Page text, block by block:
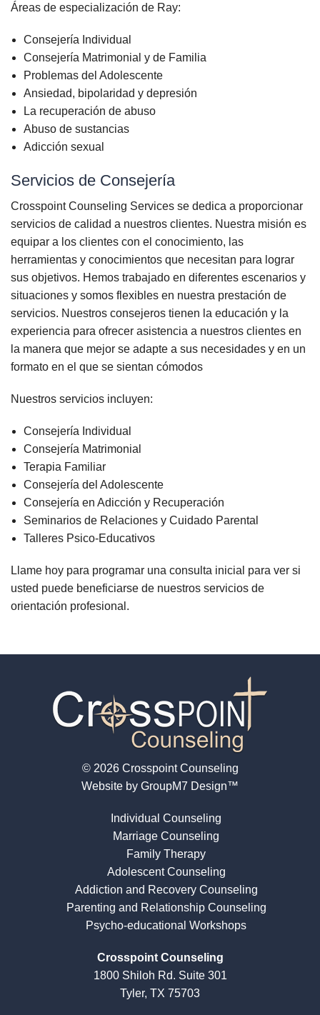
Áreas de especialización de Ray:
Consejería Individual
Consejería Matrimonial y de Familia
Problemas del Adolescente
Ansiedad, bipolaridad y depresión
La recuperación de abuso
Abuso de sustancias
Adicción sexual
Servicios de Consejería
Crosspoint Counseling Services se dedica a proporcionar
servicios de calidad a nuestros clientes. Nuestra misión es
equipar a los clientes con el conocimiento, las
herramientas y conocimientos que necesitan para lograr
sus objetivos. Hemos trabajado en diferentes escenarios y
situaciones y somos flexibles en nuestra prestación de
servicios. Nuestros consejeros tienen la educación y la
experiencia para ofrecer asistencia a nuestros clientes en
la manera que mejor se adapte a sus necesidades y en un
formato en el que se sientan cómodos
Nuestros servicios incluyen:
Consejería Individual
Consejería Matrimonial
Terapia Familiar
Consejería del Adolescente
Consejería en Adicción y Recuperación
Seminarios de Relaciones y Cuidado Parental
Talleres Psico-Educativos
Llame hoy para programar una consulta inicial para ver si
usted puede beneficiarse de nuestros servicios de
orientación profesional.
© 2026 Crosspoint Counseling
Website by GroupM7 Design™
Individual Counseling
Marriage Counseling
Family Therapy
Adolescent Counseling
Addiction and Recovery Counseling
Parenting and Relationship Counseling
Psycho-educational Workshops
Crosspoint Counseling
1800 Shiloh Rd. Suite 301
Tyler, TX 75703